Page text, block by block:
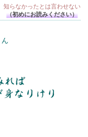
れ暮るるわが
知らなかったとは言わせない
（初めにお読みください）